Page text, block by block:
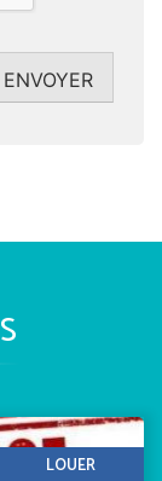
ENVOYER
LOUER